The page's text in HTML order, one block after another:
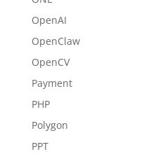
OpenAI
OpenClaw
OpenCV
Payment
PHP
Polygon
PPT